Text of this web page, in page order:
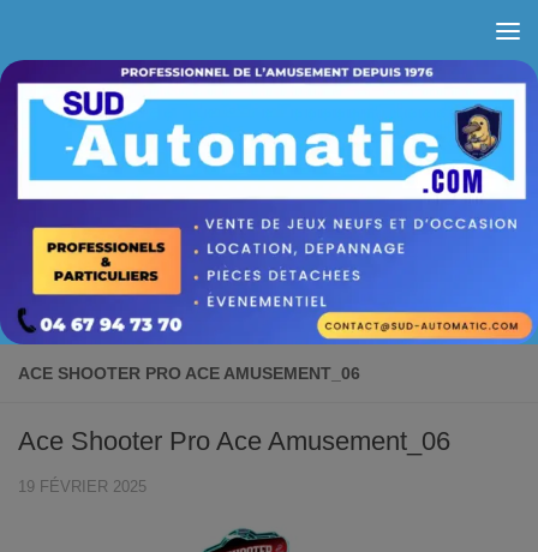
ACE SHOOTER PRO ACE AMUSEMENT_06
Ace Shooter Pro Ace Amusement_06
19 FÉVRIER 2025